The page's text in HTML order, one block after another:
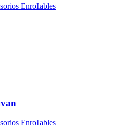
Enrollables
Enrollables